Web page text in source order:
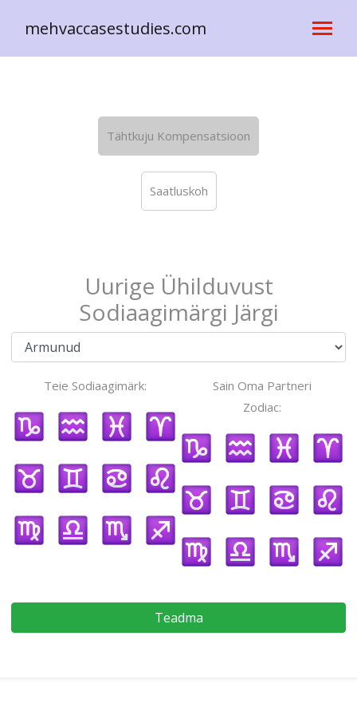
mehvaccasestudies.com
Tähtkuju Kompensatsioon
Saatluskoh
Uurige Ühilduvust
Sodiaagimärgi Järgi
Teie Sodiaagimärk:
Sain Oma Partneri
Zodiac:
Teadma